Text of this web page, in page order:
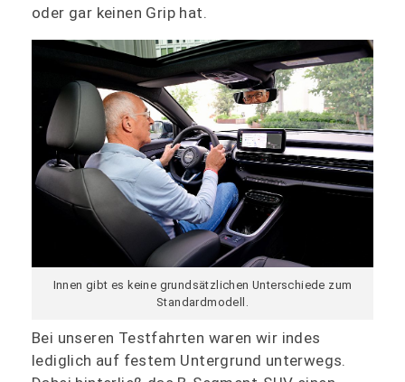
oder gar keinen Grip hat.
Innen gibt es keine grundsätzlichen Unterschiede zum
Standardmodell.
Bei unseren Testfahrten waren wir indes
lediglich auf festem Untergrund unterwegs.